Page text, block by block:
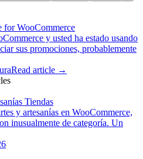
for WooCommerce
y usted ha estado usando
sus promociones, probablemente
Read article →
Tiendas
y artesanías en WooCommerce,
inusualmente de categoría. Un